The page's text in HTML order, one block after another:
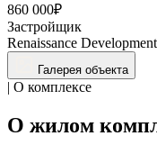
860 000₽
Застройщик
Renaissance Development
Галерея объекта
| О комплексе
О жилом